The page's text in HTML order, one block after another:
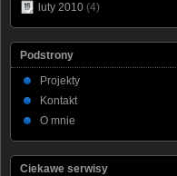
luty 2010 (4)
Podstrony
Projekty
Kontakt
O mnie
Ciekawe serwisy